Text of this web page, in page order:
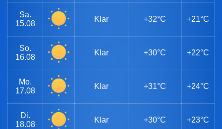
Sa.
15.08
Klar +32°C +21°C
So.
16.08
Klar +30°C +22°C
Mo.
17.08
Klar +31°C +24°C
Di.
18.08
Klar +30°C +23°C